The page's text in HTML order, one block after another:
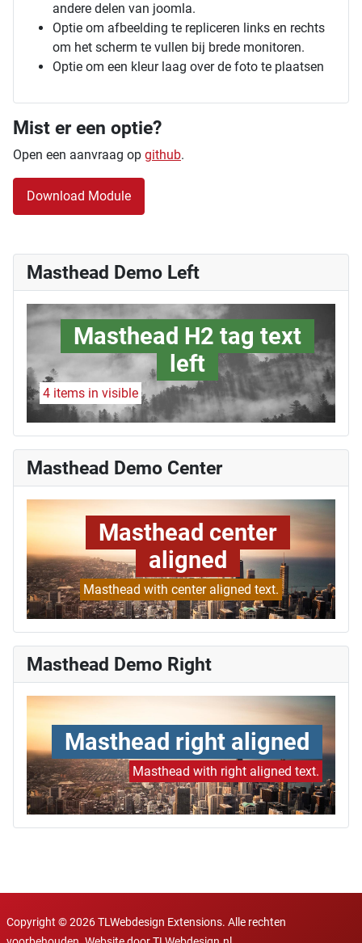
andere delen van joomla.
Optie om afbeelding te repliceren links en rechts
om het scherm te vullen bij brede monitoren.
Optie om een kleur laag over de foto te plaatsen
Mist er een optie?
Open een aanvraag op github.
Download Module
Masthead Demo Left
Masthead H2 tag text
left
4 items in visible
Masthead Demo Center
Masthead center
aligned
Masthead with center aligned text.
Masthead Demo Right
Masthead right aligned
Masthead with right aligned text.
Copyright © 2026 TLWebdesign Extensions. Alle rechten